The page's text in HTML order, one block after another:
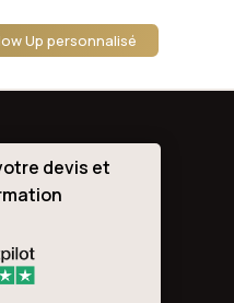
Up personnalisé
devis et